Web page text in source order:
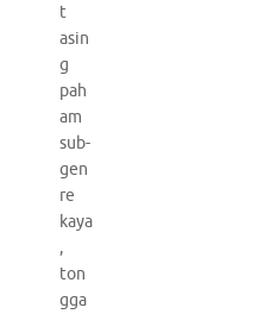
t
asin
g
pah
am
sub-
gen
re
kaya
,
ton
gga